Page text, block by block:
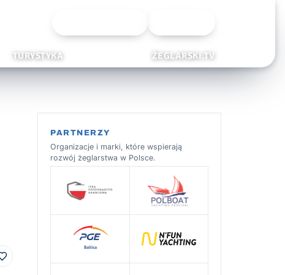
TURYSTYKA ŻEGLARSKI.TV
Do ulubionych
PARTNERZY
Organizacje i marki, które wspierają
rozwój żeglarstwa w Polsce.